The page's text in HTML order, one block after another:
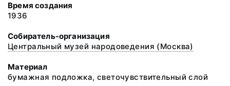
Время создания
1936
Собиратель-организация
Центральный музей народоведения (Москва)
Материал
бумажная подложка, светочувствительный слой